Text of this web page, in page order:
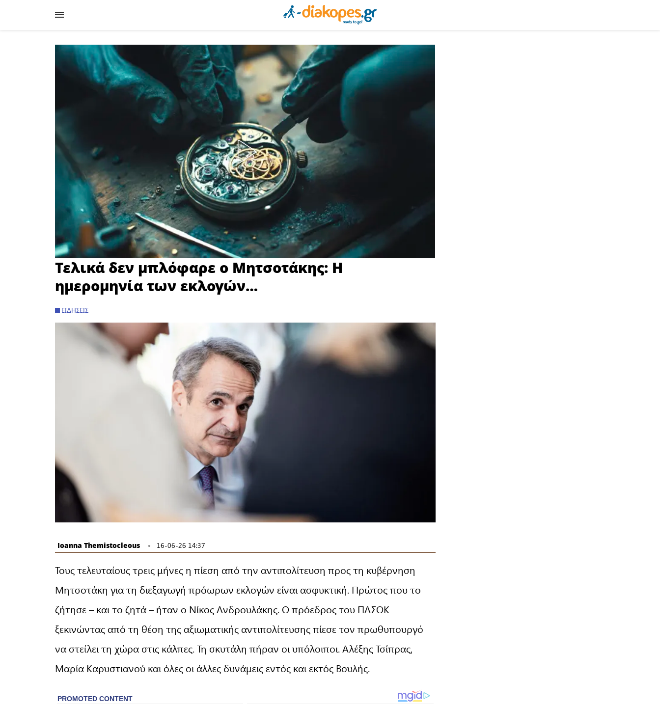
Τελικά δεν μπλόφαρε ο Μητσοτάκης: Η
ημερομηνία των εκλογών…
ΕΙΔΉΣΕΙΣ
Ioanna Themistocleous 16-06-26 14:37
Τους τελευταίους τρεις μήνες η πίεση από την αντιπολίτευση προς τη κυβέρνηση
Μητσοτάκη για τη διεξαγωγή πρόωρων εκλογών είναι ασφυκτική. Πρώτος που το
ζήτησε – και το ζητά – ήταν ο Νίκος Ανδρουλάκης. Ο πρόεδρος του ΠΑΣΟΚ
ξεκινώντας από τη θέση της αξιωματικής αντιπολίτευσης πίεσε τον πρωθυπουργό
να στείλει τη χώρα στις κάλπες. Τη σκυτάλη πήραν οι υπόλοιποι. Αλέξης Τσίπρας,
Μαρία Καρυστιανού και όλες οι άλλες δυνάμεις εντός και εκτός Βουλής.